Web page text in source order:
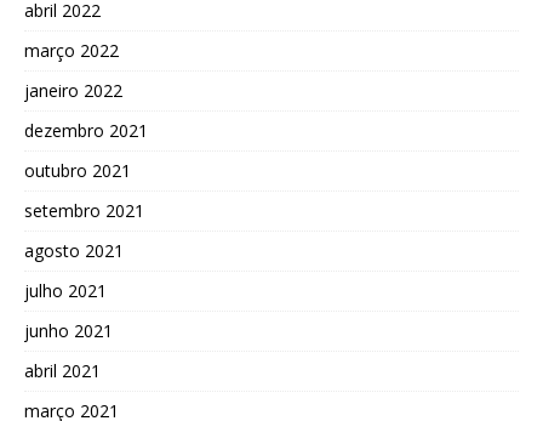
abril 2022
março 2022
janeiro 2022
dezembro 2021
outubro 2021
setembro 2021
agosto 2021
julho 2021
junho 2021
abril 2021
março 2021